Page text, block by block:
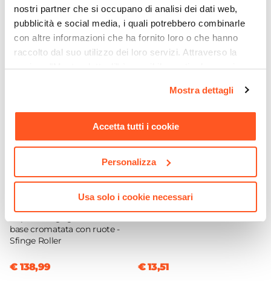
nostri partner che si occupano di analisi dei dati web,
pubblicità e social media, i quali potrebbero combinarle
con altre informazioni che ha fornito loro o che hanno
raccolto dal suo utilizzo dei loro servizi. Attraverso la
sezione "Mostra dettagli" è possibile gestire le proprie
momento. Per maggiori informazioni si invita a leggere la
nostraCookie Policy.
Mostra dettagli
Accetta tutti i cookie
Personalizza
Usa solo i cookie necessari
€ 87,00 € 79,00
CODICE:SFU-GR
Poltrona da ufficio girevole
base cromatata con ruote -
Sfinge Roller
€ 138,99
CODICE:PUZZLE-RGAN
Cubo modulare rovere
€ 13,51